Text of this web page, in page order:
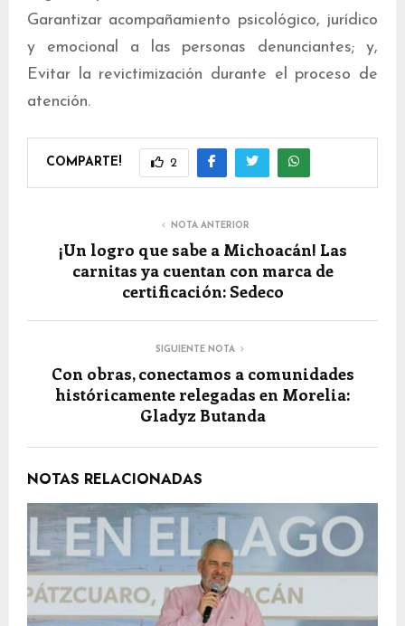
Garantizar acompañamiento psicológico, jurídico
y emocional a las personas denunciantes; y,
Evitar la revictimización durante el proceso de
atención.
COMPARTE! 2
NOTA ANTERIOR
¡Un logro que sabe a Michoacán! Las
carnitas ya cuentan con marca de
certificación: Sedeco
SIGUIENTE NOTA
Con obras, conectamos a comunidades
históricamente relegadas en Morelia:
Gladyz Butanda
NOTAS RELACIONADAS